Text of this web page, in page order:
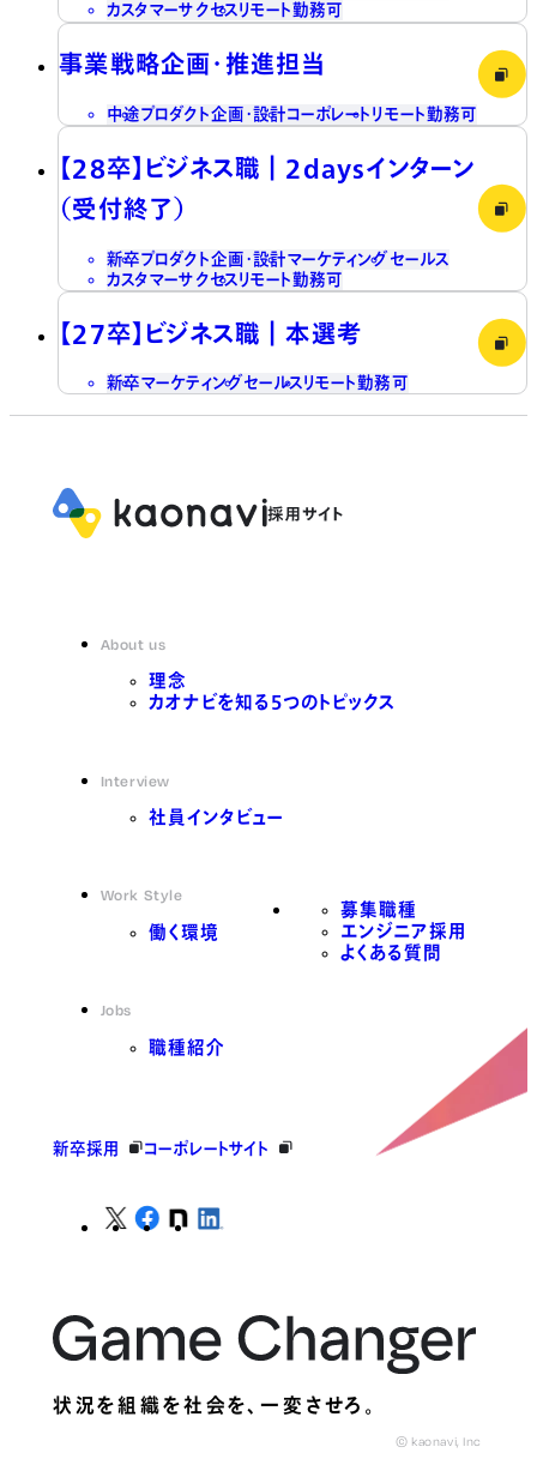
カスタマーサクセスリモート勤務可
事業戦略企画・推進担当
中途プロダクト企画・設計コーポレート リモート勤務可
【28卒】ビジネス職┃2daysインターン
（受付終了）
新卒プロダクト企画・設計マーケティングセールス
カスタマーサクセス リモート勤務可
【27卒】ビジネス職┃本選考
新卒マーケティング セールスリモート勤務可
About us
理念
カオナビを知る5つのトピックス
Interview
社員インタビュー
Work Style
働く環境
Jobs
職種紹介
募集職種
エンジニア採用
よくある質問
新卒採用 コーポレートサイト
状況を組織を社会を、一変させろ。
© kaonavi, Inc